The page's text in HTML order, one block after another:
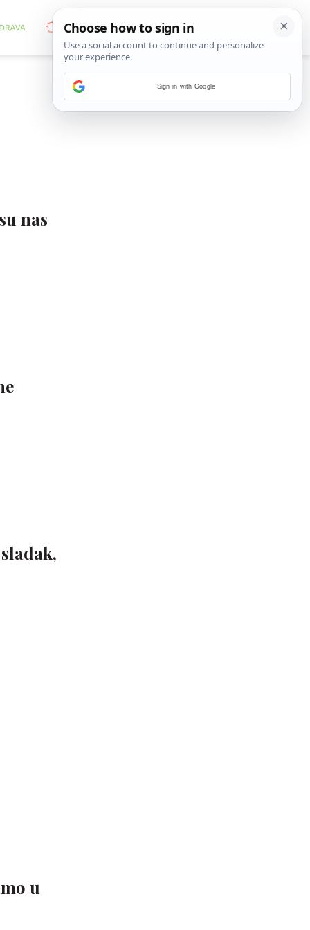
nas
u
Sign in with Google